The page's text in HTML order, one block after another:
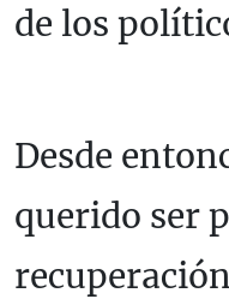
de los
Desde
querido ser